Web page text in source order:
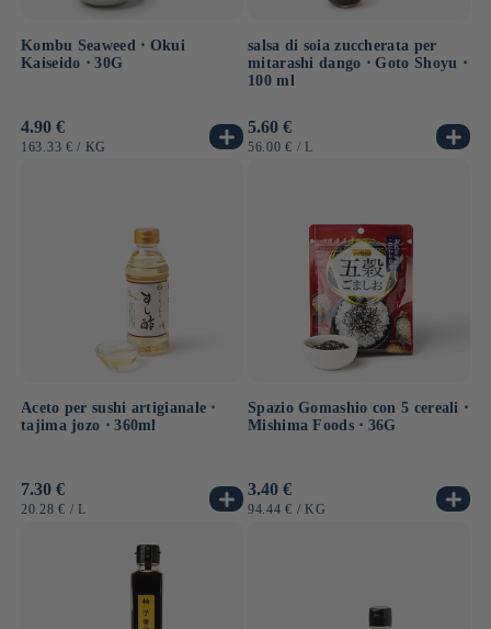
Kombu Seaweed ⋅ Okui
Kaiseido ⋅ 30G
Prezzo
di
4.90 €
PREZZO
163.33 € / PER
KG
salsa di soia zuccherata per
mitarashi dango ⋅ Goto Shoyu ⋅
100 ml
Prezzo
di
5.60 €
PREZZO
56.00 € / PER
L
Aceto per sushi artigianale ⋅
tajima jozo ⋅ 360ml
Prezzo
di
7.30 €
PREZZO
20.28 € / PER
L
Spazio Gomashio con 5 cereali ⋅
Mishima Foods ⋅ 36G
Prezzo
di
3.40 €
PREZZO
94.44 € / PER
KG